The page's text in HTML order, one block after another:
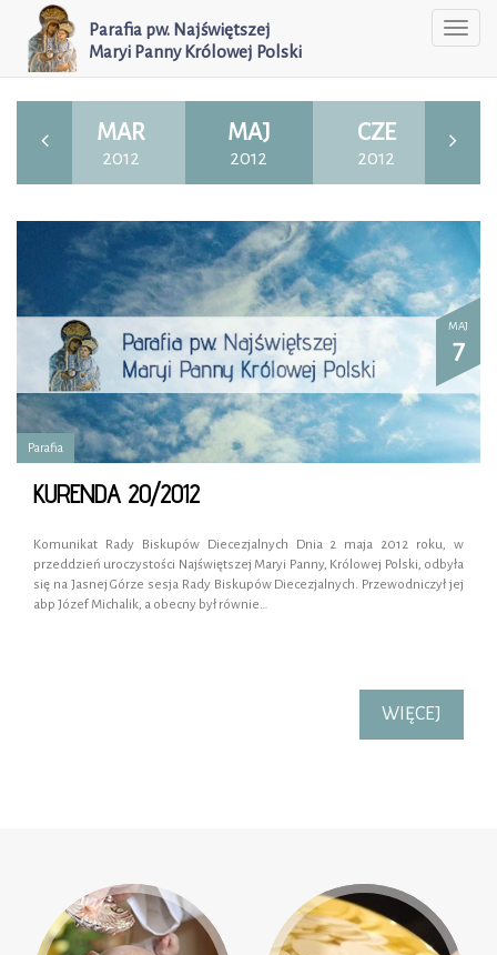
Parafia pw. Najświętszej
Maryi Panny Królowej Polski
MAR
2012
MAJ
2012
CZE
2012
MAJ
7
Parafia
KURENDA 20/2012
Komunikat Rady Biskupów Diecezjalnych Dnia 2 maja 2012 roku, w
przeddzień uroczystości Najświętszej Maryi Panny, Królowej Polski, odbyła
się na Jasnej Górze sesja Rady Biskupów Diecezjalnych. Przewodniczył jej
abp Józef Michalik, a obecny był równie…
WIĘCEJ